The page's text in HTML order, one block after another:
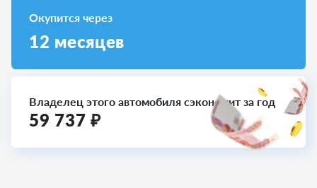
Окупится через
12 месяцев
Владелец этого автомобиля сэкономит за год
59 737 ₽